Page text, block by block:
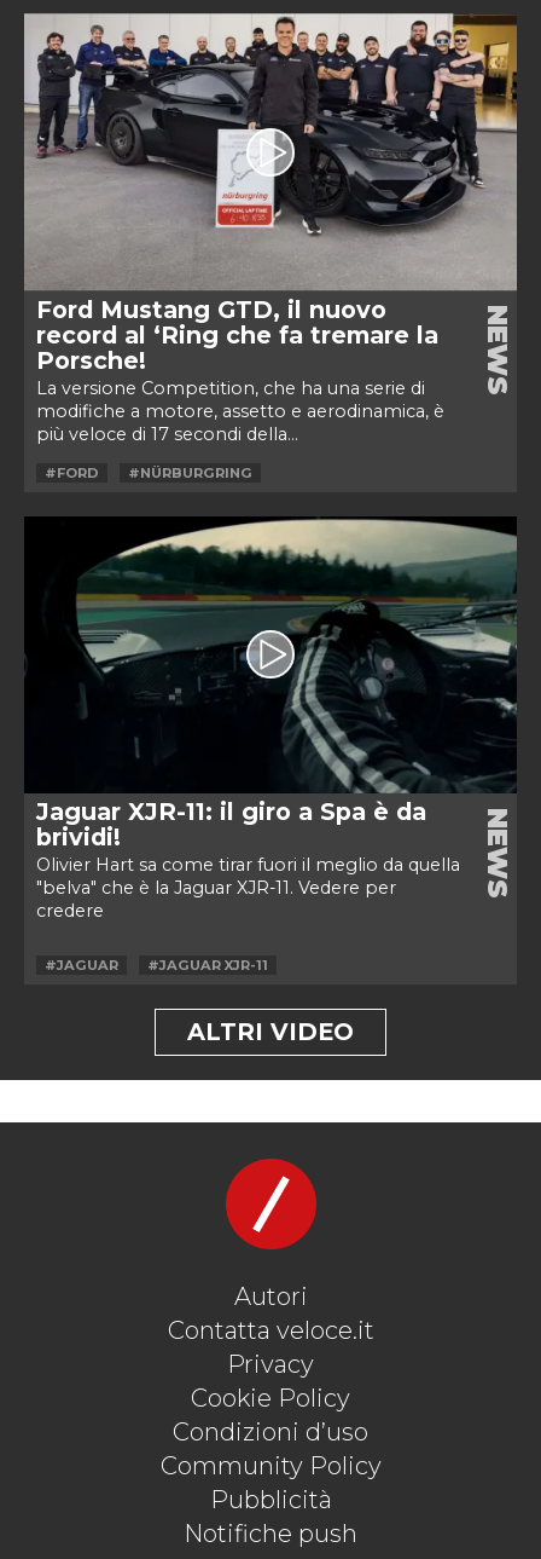
Ford Mustang GTD, il nuovo
record al ‘Ring che fa tremare la
Porsche!
La versione Competition, che ha una serie di
modifiche a motore, assetto e aerodinamica, è
più veloce di 17 secondi della...
NEWS
#FORD #NÜRBURGRING
Jaguar XJR-11: il giro a Spa è da
brividi!
Olivier Hart sa come tirar fuori il meglio da quella
"belva" che è la Jaguar XJR-11. Vedere per
credere
NEWS
#JAGUAR #JAGUAR XJR-11
ALTRI VIDEO
Autori
Contatta veloce.it
Privacy
Cookie Policy
Condizioni d’uso
Community Policy
Pubblicità
Notifiche push